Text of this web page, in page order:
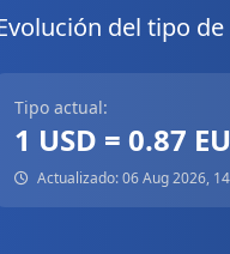
del tipo
Tipo actual:
1 USD = 0.87
Actualizado: 06 Aug 2026,